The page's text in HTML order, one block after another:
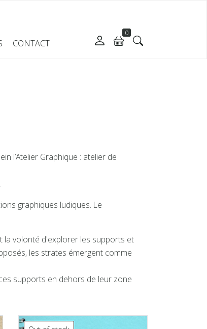
CONTACT
0
l’Atelier Graphique : atelier de
graphiques ludiques. Le
la volonté d'explorer les supports et
les strates émergent comme
supports en dehors de leur zone